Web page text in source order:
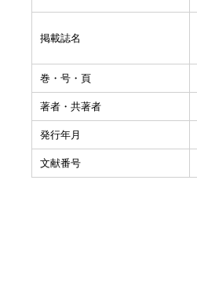
掲載誌名
巻・号・頁
著者・共著者
発行年月
文献番号